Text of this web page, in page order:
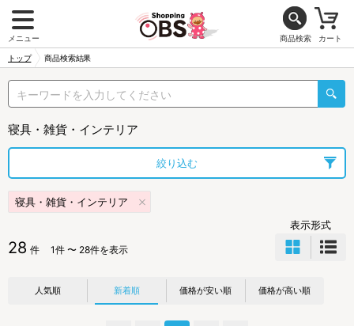
メニュー 商品検索 カート
トップ 商品検索結果
寝具・雑貨・インテリア
絞り込む
寝具・雑貨・インテリア
28 件 1件 〜 28件を表示
表示形式
人気順 新着順 価格が安い順 価格が高い順